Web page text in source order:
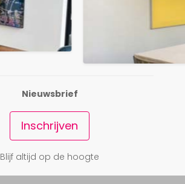
Nieuwsbrief
Inschrijven
Blijf altijd op de hoogte